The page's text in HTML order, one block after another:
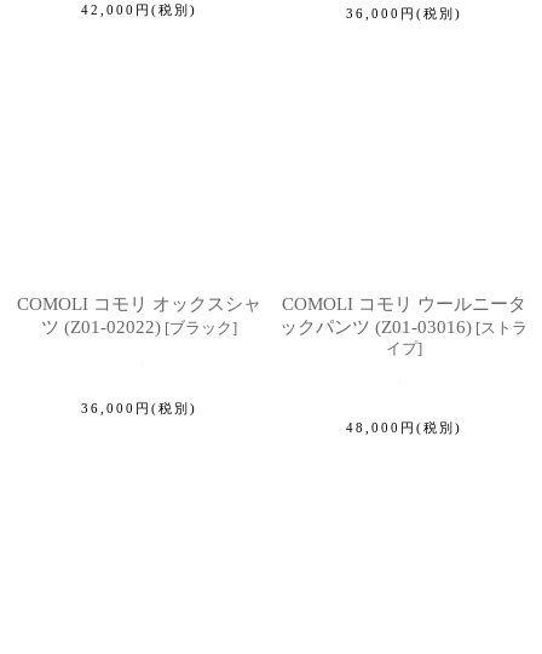
42,000 円 (税別) 36,000 円 (税別)
COMOLI コモリ オックスシャ
ツ (Z01-02022) [ブラック]
36,000 円 (税別)
COMOLI コモリ ウールニータ
ックパンツ (Z01-03016) [ストラ
イプ]
48,000 円 (税別)